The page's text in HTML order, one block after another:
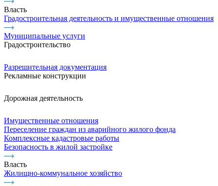
Власть
Градостроительная деятельность и имущественные отношения
Муниципальные услуги
Градостроительство
Разрешительная документация
Рекламные конструкции
Дорожная деятельность
Имущественные отношения
Переселение граждан из аварийного жилого фонда
Комплексные кадастровые работы
Безопасность в жилой застройке
Власть
Жилищно-коммунальное хозяйство